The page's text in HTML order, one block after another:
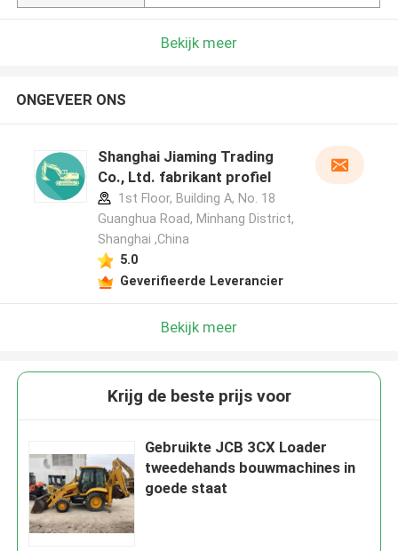
Bekijk meer
ONGEVEER ONS
Shanghai Jiaming Trading
Co., Ltd. fabrikant profiel
1st Floor, Building A, No. 18
Guanghua Road, Minhang District,
Shanghai ,China
5.0
Geverifieerde Leverancier
Bekijk meer
Krijg de beste prijs voor
Gebruikte JCB 3CX Loader
tweedehands bouwmachines in
goede staat